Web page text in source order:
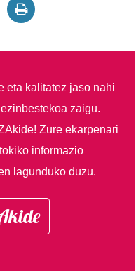
eta kalitatez jaso nahi
zaigu.
Zure ekarpenari
informazio
lagunduko duzu.